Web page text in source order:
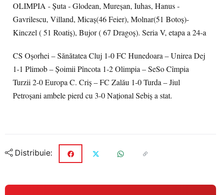
OLIMPIA - Șuta - Glodean, Mureșan, Iuhas, Hanus -
Gavrilescu, Villand, Micaș(46 Feier), Molnar(51 Botoș)-
Kinczel ( 51 Roatiș), Bujor ( 67 Dragoș). Seria V, etapa a 24-a
CS Oșorhei – Sănătatea Cluj 1-0 FC Hunedoara – Unirea Dej
1-1 Plimob – Șoimii Pîncota 1-2 Olimpia – SeSo Cîmpia
Turzii 2-0 Europa C. Criș – FC Zalău 1-0 Turda – Jiul
Petroșani ambele pierd cu 3-0 Național Sebiș a stat.
Distribuie: